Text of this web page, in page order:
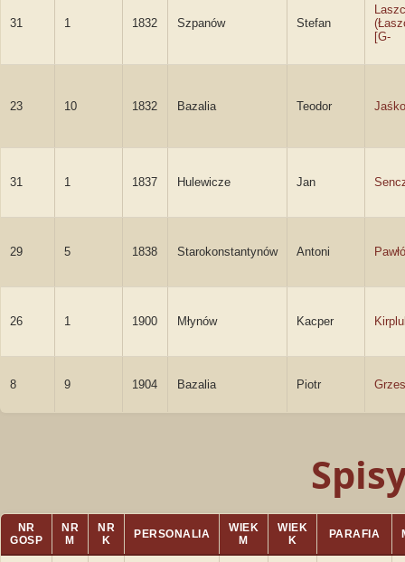
31 1 1832 Szpanów Stefan
[G-
23 10 1832 Bazalia Teodor
31 1 1837 Hulewicze Jan
29 5 1838 Starokonstantynów Antoni
26 1 1900 Młynów Kacper
8 9 1904 Bazalia Piotr
NR
GOSP
NR
M
NR
K
PERSONALIA
WIEK
M
WIEK
K
PARAFIA